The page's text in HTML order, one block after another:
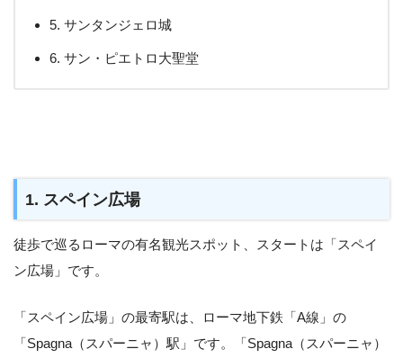
5. サンタンジェロ城
6. サン・ピエトロ大聖堂
1. スペイン広場
徒歩で巡るローマの有名観光スポット、スタートは「スペイ
ン広場」です。
「スペイン広場」の最寄駅は、ローマ地下鉄「A線」の
「Spagna（スパーニャ）駅」です。「Spagna（スパーニャ）